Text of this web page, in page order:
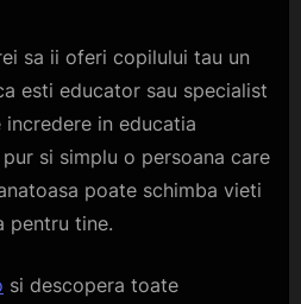
sa ii oferi copilului tau un
esti educator sau specialist
in educatia
si simplu o persoana care
poate schimba vieti
pentru tine.
si descopera toate